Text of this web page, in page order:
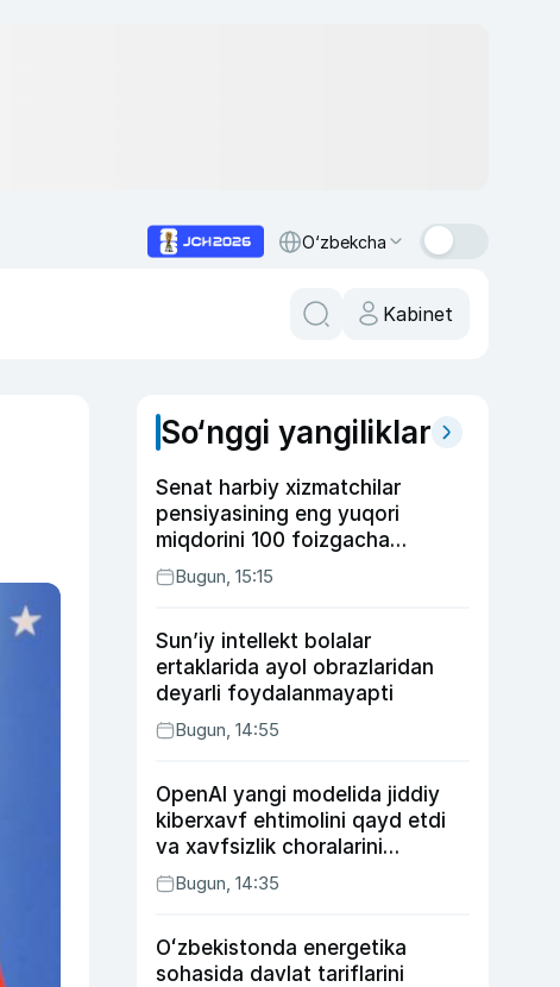
O‘zbekcha
Kabinet
So‘nggi yangiliklar
Senat harbiy xizmatchilar
pensiyasining eng yuqori
miqdorini 100 foizgacha
oshirishni nazarda tutuvchi
qonunni ma’qulladi
Bugun, 15:15
Sun’iy intellekt bolalar
ertaklarida ayol obrazlaridan
deyarli foydalanmayapti
Bugun, 14:55
OpenAI yangi modelida jiddiy
kiberxavf ehtimolini qayd etdi
va xavfsizlik choralarini
kuchaytirdi
Bugun, 14:35
Oʻzbekistonda energetika
sohasida davlat tariflarini